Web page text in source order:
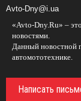
Avto-Dny@i.ua
«Avto-Dny.Ru» –
новостями.
Данный новостной
автомототехнике.
Написать